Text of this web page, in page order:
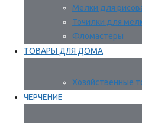
Мелки для
Точилки для
Фломастеры
ТОВАРЫ ДЛЯ ДОМА
Хозяйственные
ЧЕРЧЕНИЕ